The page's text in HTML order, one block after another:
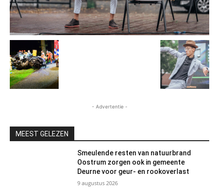
- Advertentie -
MEEST GELEZEN
Smeulende resten van natuurbrand
Oostrum zorgen ook in gemeente
Deurne voor geur- en rookoverlast
9 augustus 2026